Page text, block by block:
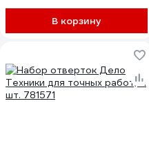
В корзину